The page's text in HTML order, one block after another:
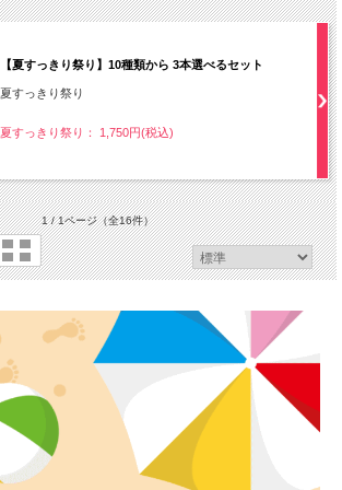
【夏すっきり祭り】10種類から 3本選べるセット
夏すっきり祭り
夏すっきり祭り： 1,750円(税込)
1 / 1ページ（全16件）